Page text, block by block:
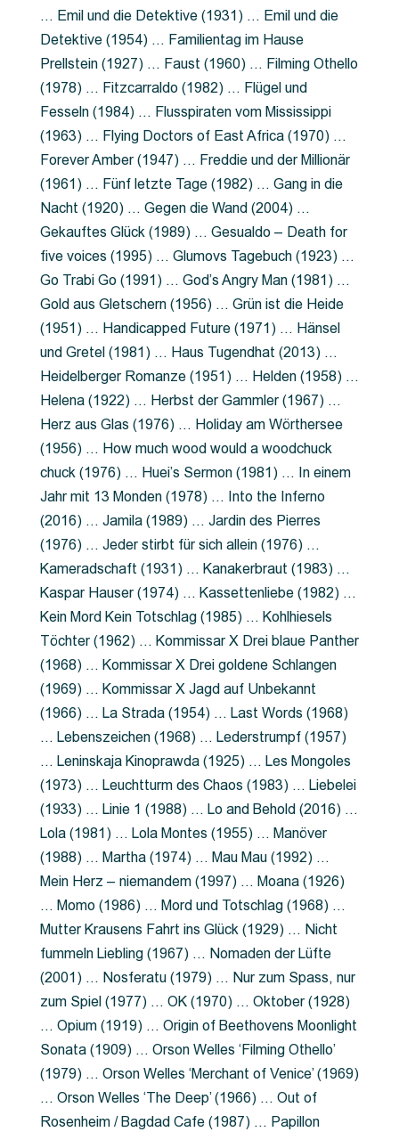
… Emil und die Detektive (1931) … Emil und die
Detektive (1954) … Familientag im Hause
Prellstein (1927) … Faust (1960) … Filming Othello
(1978) … Fitzcarraldo (1982) … Flügel und
Fesseln (1984) … Flusspiraten vom Mississippi
(1963) … Flying Doctors of East Africa (1970) …
Forever Amber (1947) … Freddie und der Millionär
(1961) … Fünf letzte Tage (1982) … Gang in die
Nacht (1920) … Gegen die Wand (2004) …
Gekauftes Glück (1989) … Gesualdo – Death for
five voices (1995) … Glumovs Tagebuch (1923) …
Go Trabi Go (1991) … God’s Angry Man (1981) …
Gold aus Gletschern (1956) … Grün ist die Heide
(1951) … Handicapped Future (1971) … Hänsel
und Gretel (1981) … Haus Tugendhat (2013) …
Heidelberger Romanze (1951) … Helden (1958) …
Helena (1922) … Herbst der Gammler (1967) …
Herz aus Glas (1976) … Holiday am Wörthersee
(1956) … How much wood would a woodchuck
chuck (1976) … Huei’s Sermon (1981) … In einem
Jahr mit 13 Monden (1978) … Into the Inferno
(2016) … Jamila (1989) … Jardin des Pierres
(1976) … Jeder stirbt für sich allein (1976) …
Kameradschaft (1931) … Kanakerbraut (1983) …
Kaspar Hauser (1974) … Kassettenliebe (1982) …
Kein Mord Kein Totschlag (1985) … Kohlhiesels
Töchter (1962) … Kommissar X Drei blaue Panther
(1968) … Kommissar X Drei goldene Schlangen
(1969) … Kommissar X Jagd auf Unbekannt
(1966) … La Strada (1954) … Last Words (1968)
… Lebenszeichen (1968) … Lederstrumpf (1957)
… Leninskaja Kinoprawda (1925) … Les Mongoles
(1973) … Leuchtturm des Chaos (1983) … Liebelei
(1933) … Linie 1 (1988) … Lo and Behold (2016) …
Lola (1981) … Lola Montes (1955) … Manöver
(1988) … Martha (1974) … Mau Mau (1992) …
Mein Herz – niemandem (1997) … Moana (1926)
… Momo (1986) … Mord und Totschlag (1968) …
Mutter Krausens Fahrt ins Glück (1929) … Nicht
fummeln Liebling (1967) … Nomaden der Lüfte
(2001) … Nosferatu (1979) … Nur zum Spass, nur
zum Spiel (1977) … OK (1970) … Oktober (1928)
… Opium (1919) … Origin of Beethovens Moonlight
Sonata (1909) … Orson Welles ‘Filming Othello’
(1979) … Orson Welles ‘Merchant of Venice’ (1969)
… Orson Welles ‘The Deep’ (1966) … Out of
Rosenheim / Bagdad Cafe (1987) … Papillon